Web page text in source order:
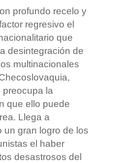
profundo recelo y
regresivo el
que
desintegración de
multinacionales
la
que ello puede
Llega a
un gran logro de los
el haber
desastrosos del